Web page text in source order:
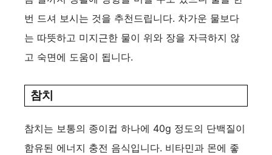
번 드셔 보시는 것을 추천드립니다. 차가운 물보다
는 따뜻하고 미지근한 물이 위와 장을 자극하지 않
고 숙면에 도움이 됩니다.
참치
참치는 보통의 종이컵 하나에 40g 정도의 단백질이
함유된 에너지 충전 음식입니다. 비타민과 몬에 좋